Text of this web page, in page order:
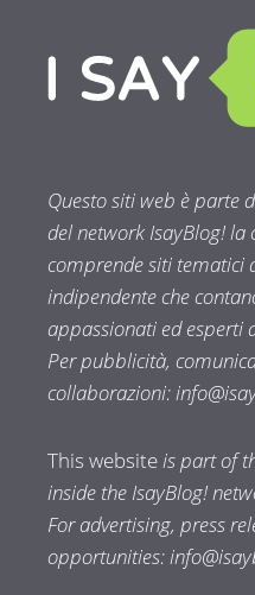
Questo siti web è parte
del network IsayBlog! la
comprende siti tematici
indipendente che
appassionati ed esperti
Per pubblicità,
collaborazioni:
This websiteis part of
inside the IsayBlog!
For advertising, press
opportunities: